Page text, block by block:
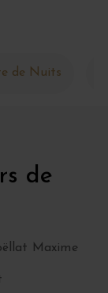
de Nuits
de
Maxime